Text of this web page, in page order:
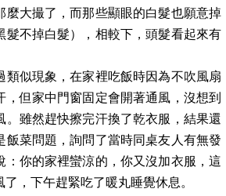
麼大撮了，而那些顯眼的白髮也願意掉
髮不掉白髮），相較下，頭髮看起來有
似現象，在家裡吃飯時因為不吹風扇
，但家中門窗固定會開著通風，沒想到
。雖然趕快擦完汗換了乾衣服，結果還
飯菜問題，詢問了當時同桌友人有無發
：你的家裡蠻涼的，你又沒加衣服，這
，下午趕緊吃了暖丸睡覺休息。